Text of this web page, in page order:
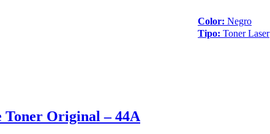
Color: Negro
Tipo: Toner Laser
Toner Original – 44A